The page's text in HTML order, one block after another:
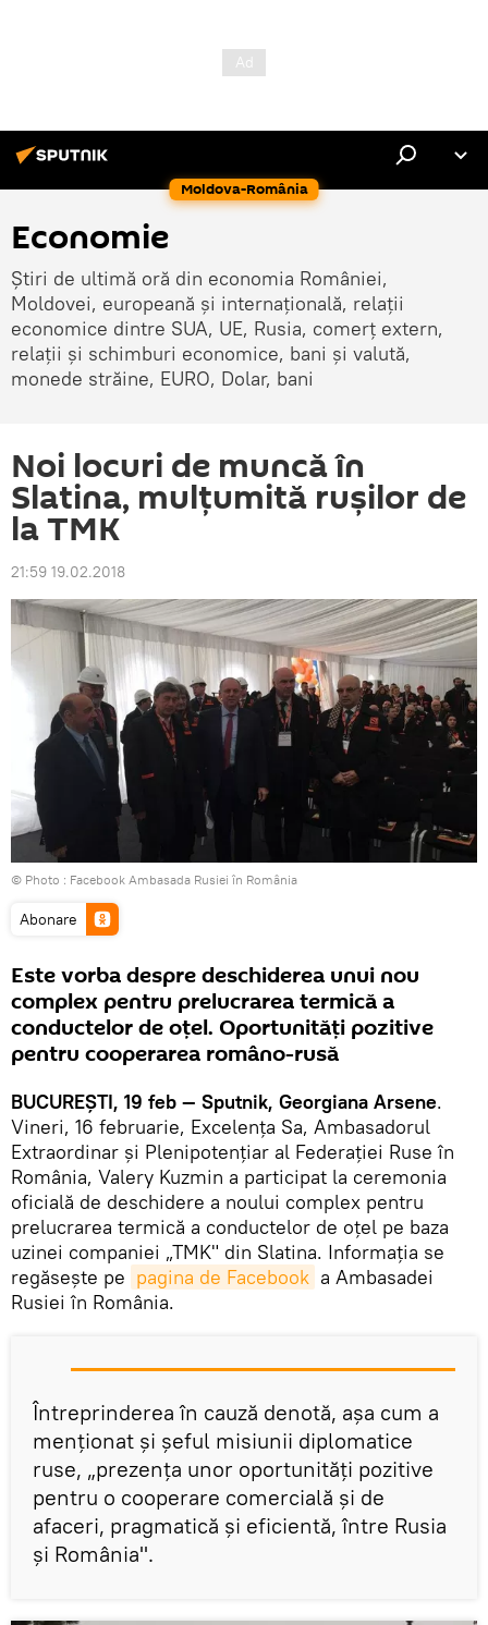
Moldova-România
Economie
Știri de ultimă oră din economia României,
Moldovei, europeană și internațională, relații
economice dintre SUA, UE, Rusia, comerț extern,
relații și schimburi economice, bani și valută,
monede străine, EURO, Dolar, bani
Noi locuri de muncă în
Slatina, mulţumită ruşilor de
la TMK
21:59 19.02.2018
© Photo : Facebook Ambasada Rusiei în România
Abonare
Este vorba despre deschiderea unui nou
complex pentru prelucrarea termică a
conductelor de oţel. Oportunităţi pozitive
pentru cooperarea româno-rusă
BUCUREŞTI, 19 feb — Sputnik, Georgiana Arsene.
Vineri, 16 februarie, Excelenţa Sa, Ambasadorul
Extraordinar şi Plenipotenţiar al Federaţiei Ruse în
România, Valery Kuzmin a participat la ceremonia
oficială de deschidere a noului complex pentru
prelucrarea termică a conductelor de oţel pe baza
uzinei companiei „TMK" din Slatina. Informaţia se
regăseşte pe pagina de Facebook a Ambasadei
Rusiei în România.
Întreprinderea în cauză denotă, aşa cum a
menţionat şi şeful misiunii diplomatice
ruse, „prezenţa unor oportunităţi pozitive
pentru o cooperare comercială şi de
afaceri, pragmatică şi eficientă, între Rusia
şi România".